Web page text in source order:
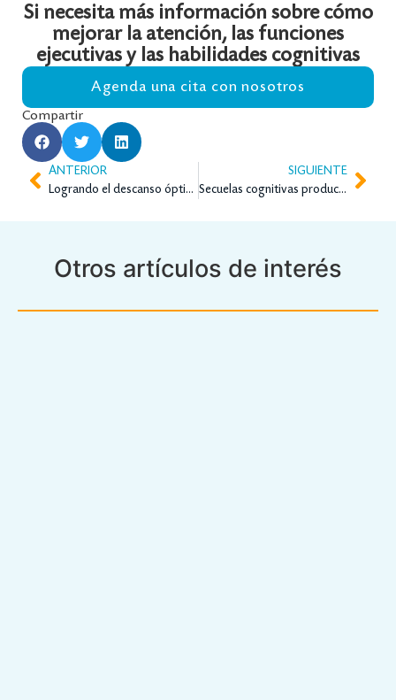
Si necesita más información sobre cómo
mejorar la atención, las funciones
ejecutivas y las habilidades cognitivas
Agenda una cita con nosotros
Compartir
ANTERIOR
Logrando el descanso óptimo
SIGUIENTE
Secuelas cognitivas producto del COVID 19
Otros artículos de interés